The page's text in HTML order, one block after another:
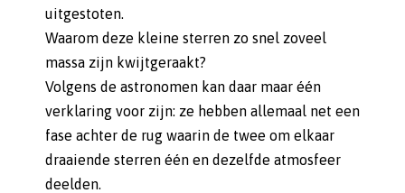
uitgestoten.
Waarom deze kleine sterren zo snel zoveel
massa zijn kwijtgeraakt?
Volgens de astronomen kan daar maar één
verklaring voor zijn: ze hebben allemaal net een
fase achter de rug waarin de twee om elkaar
draaiende sterren één en dezelfde atmosfeer
deelden.